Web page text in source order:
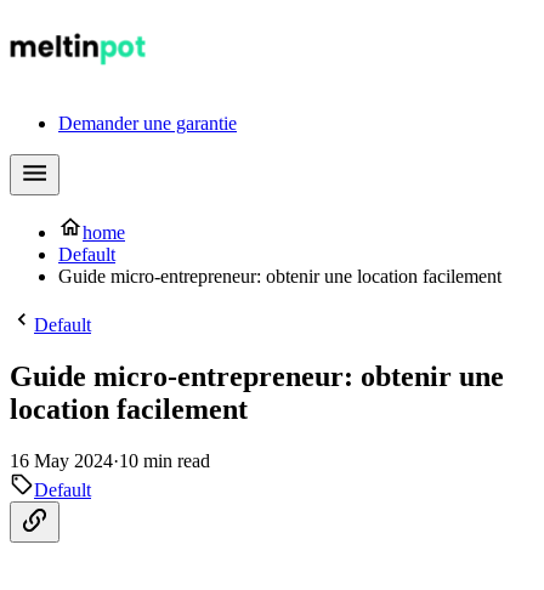
Demander une garantie
home
Default
Guide micro-entrepreneur: obtenir une location facilement
Default
Guide micro-entrepreneur: obtenir une
location facilement
16 May 2024·10 min read
Default